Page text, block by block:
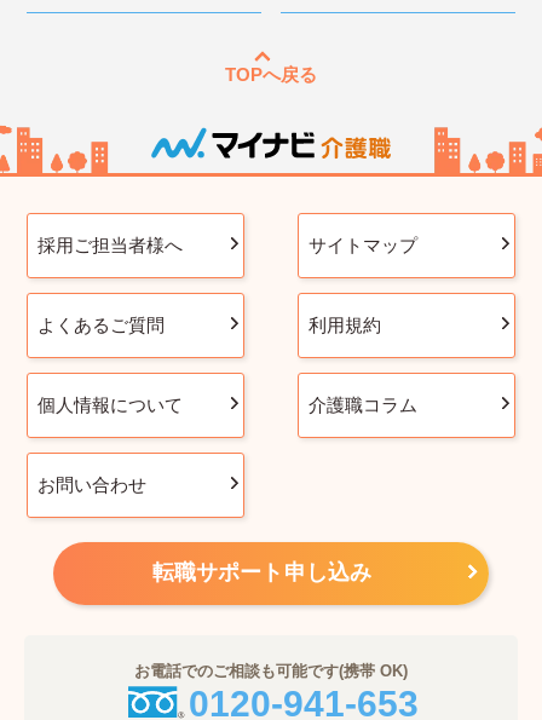
TOPへ戻る
採用ご担当者様へ サイトマップ
よくあるご質問 利用規約
個人情報について 介護職コラム
お問い合わせ
転職サポート申し込み
お電話でのご相談も可能です(携帯 OK)
0120-941-653